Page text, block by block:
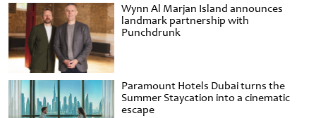
Wynn Al Marjan Island announces
landmark partnership with
Punchdrunk
Paramount Hotels Dubai turns the
Summer Staycation into a cinematic
escape